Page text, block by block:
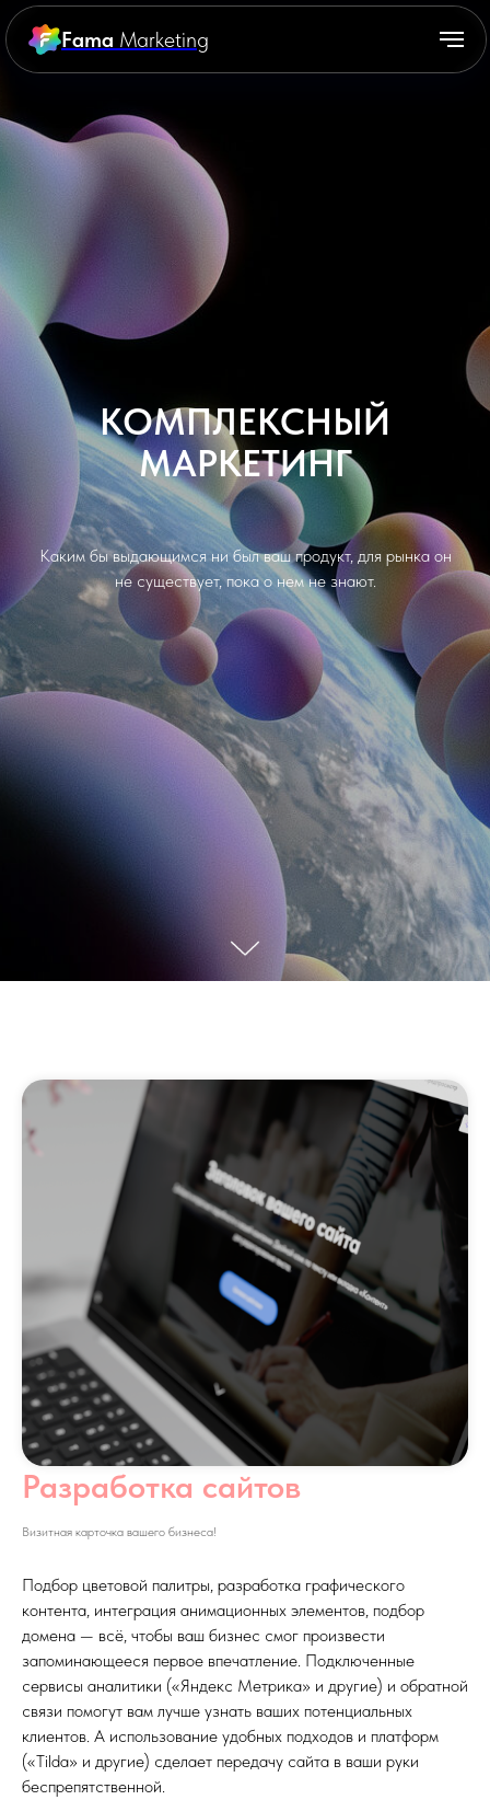
Fama Marketing
КОМПЛЕКСНЫЙ
МАРКЕТИНГ
Каким бы выдающимся ни был ваш продукт, для рынка он
не существует, пока о нем не знают.
Разработка сайтов
Визитная карточка вашего бизнеса!
Подбор цветовой палитры, разработка графического
контента, интеграция анимационных элементов, подбор
домена — всё, чтобы ваш бизнес смог произвести
запоминающееся первое впечатление. Подключенные
сервисы аналитики («Яндекс Метрика» и другие) и обратной
связи помогут вам лучше узнать ваших потенциальных
клиентов. А использование удобных подходов и платформ
(«Tilda» и другие) сделает передачу сайта в ваши руки
беспрепятственной.